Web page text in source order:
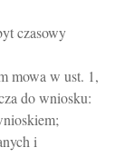
czasowy
mowa w ust. 1,
do wniosku:
i